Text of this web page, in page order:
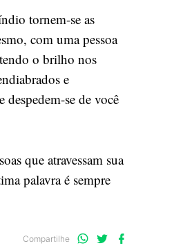
tornem-se as
com uma pessoa
o brilho nos
e
se de você
que atravessam sua
palavra é sempre
Compartilhe
Compartilhe
Compartilhe